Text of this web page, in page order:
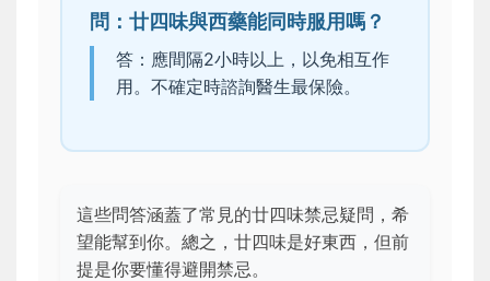
問：廿四味與西藥能同時服用嗎？
答：應間隔2小時以上，以免相互作
用。不確定時諮詢醫生最保險。
這些問答涵蓋了常見的廿四味禁忌疑問，希
望能幫到你。總之，廿四味是好東西，但前
提是你要懂得避開禁忌。